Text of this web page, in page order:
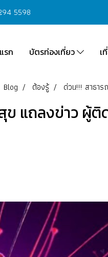
5598
รก บัตรท่องเที่ยว เ
Blog ต้องรู้ ด่วน!!! สาธา
แถลงข่าว ผู้ติ